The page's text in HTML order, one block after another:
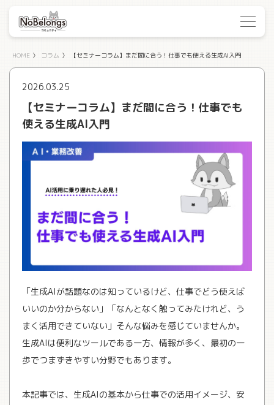
HOME 〉 コラム 〉 【セミナーコラム】まだ間に合う！仕事でも使える生成AI入門
2026.03.25
【セミナーコラム】まだ間に合う！仕事でも
使える生成AI入門
「生成AIが話題なのは知っているけど、仕事でどう使えば
いいのか分からない」「なんとなく触ってみたけれど、う
まく活用できていない」そんな悩みを感じていませんか。
生成AIは便利なツールである一方、情報が多く、最初の一
歩でつまずきやすい分野でもあります。
本記事では、生成AIの基本から仕事での活用イメージ、安